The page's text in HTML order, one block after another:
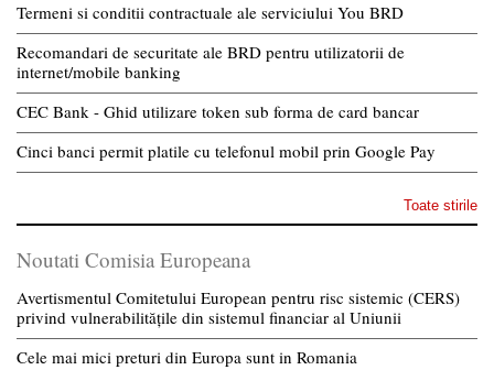
Termeni si conditii contractuale ale serviciului You BRD
Recomandari de securitate ale BRD pentru utilizatorii de
internet/mobile banking
CEC Bank - Ghid utilizare token sub forma de card bancar
Cinci banci permit platile cu telefonul mobil prin Google Pay
Toate stirile
Noutati Comisia Europeana
Avertismentul Comitetului European pentru risc sistemic (CERS)
privind vulnerabilitățile din sistemul financiar al Uniunii
Cele mai mici preturi din Europa sunt in Romania